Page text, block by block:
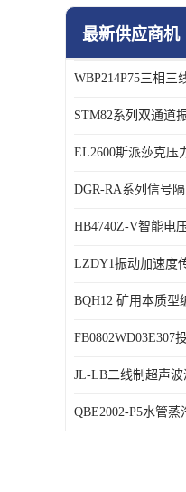
模块化产品
特殊用处传感器
特殊用途变送器
最新供应商机